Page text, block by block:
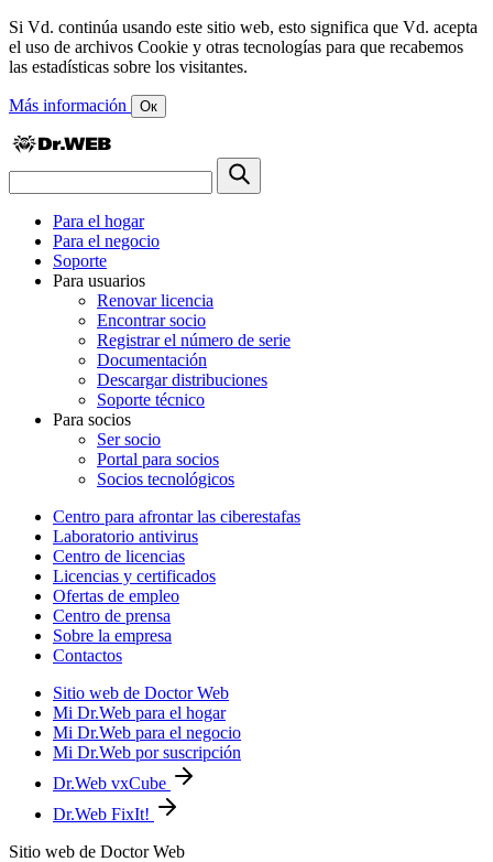
Si Vd. continúa usando este sitio web, esto significa que Vd. acepta
el uso de archivos Cookie y otras tecnologías para que recabemos
las estadísticas sobre los visitantes.
Más información Ок
Para el hogar
Para el negocio
Soporte
Para usuarios
Renovar licencia
Encontrar socio
Registrar el número de serie
Documentación
Descargar distribuciones
Soporte técnico
Para socios
Ser socio
Portal para socios
Socios tecnológicos
Centro para afrontar las ciberestafas
Laboratorio antivirus
Centro de licencias
Licencias y certificados
Ofertas de empleo
Centro de prensa
Sobre la empresa
Contactos
Sitio web de Doctor Web
Mi Dr.Web para el hogar
Mi Dr.Web para el negocio
Mi Dr.Web por suscripción
Dr.Web vxCube
Dr.Web FixIt!
Sitio web de Doctor Web